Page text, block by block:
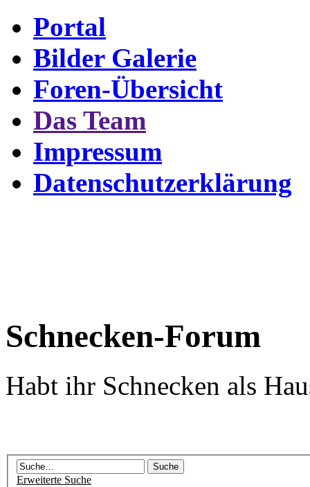
Portal
Bilder Galerie
Foren-Übersicht
Das Team
Impressum
Datenschutzerklärung
Schnecken-Forum
Habt ihr Schnecken als
Erweiterte Suche